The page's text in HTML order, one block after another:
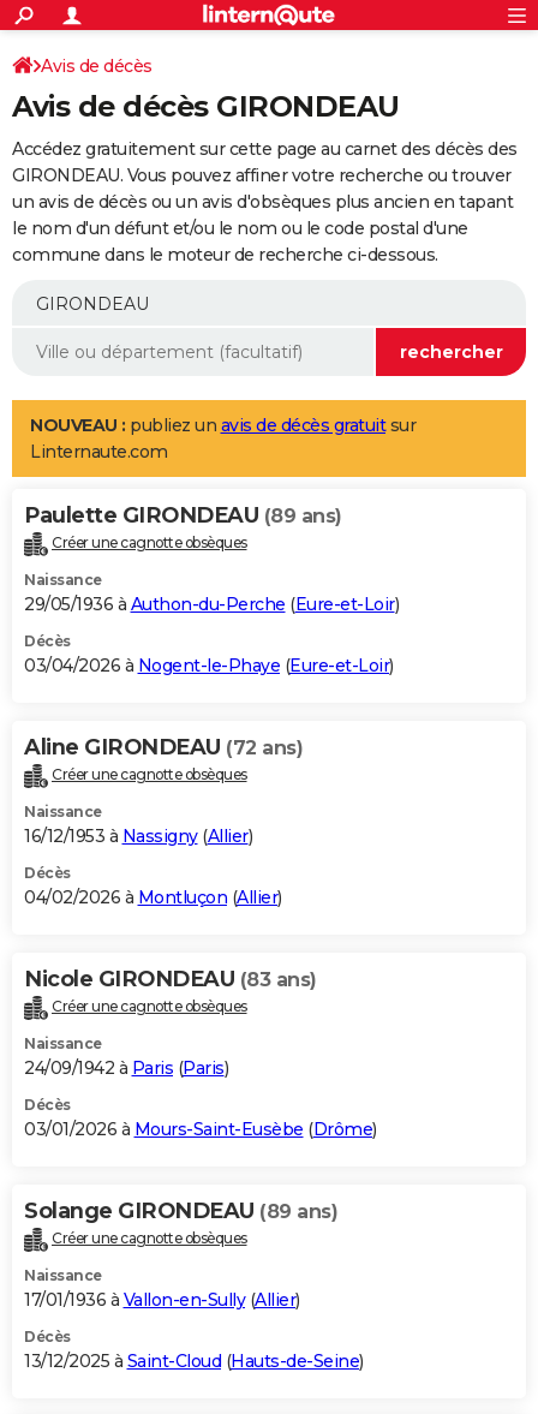
ACTUALITÉS
Politique
Société
Faits Divers
Education
Monde
Villes
+
SPORT
Coupe du monde 2026
Football
Tennis
Cyclisme
Rugby
Forum
Programme TV
TNT
Streaming
Cinéma
Sorties cinéma
Musique
+
FINANCE
Impôts
Immobilier
Risques naturels par ville
Banque
Assurance
Crédit
AUTO
Essais
Réserver un essai
Citadines
Berlines
SUV
Forum auto
+
Mobiles
Meilleur smartphone
Internet
Ordinateurs
Jeux vidéo
Guide high-tech
Aménagement intérieur
LIFESTYLE
Art de vivre
Bien-être
Loisirs
Mode
Modes de vie
Alimentation
Guide de la santé
Maladies
Médicaments
Sommeil
VOYAGE
Destinations
City break
Voyage nature
Voyage de noces
Forum
Climat
+PHOTO
GUIDES D'ACHAT
BONS PLANS
Carte de Noël
Carte Bonne année
Carte Saint-Valentin
Carte Pâques
Carte d'anniversaire
DICTIONNAIRE
Dictionnaire
Biographies
Citations
Expressions
Proverbes
PROGRAMME TV
S'inscrire
Se connecter
Lycées
Collèges
Primaires
Universités
Entreprises
Service militaire
Avis de recherche
AVIS DE DÉCÈS
Bricolage
Lifestyle
Culture
Sport
Auto
Television
Voyage
Cinema
Avis de décès
Avis de décès GIRONDEAU
Accédez gratuitement sur cette page au carnet des décès des
GIRONDEAU. Vous pouvez affiner votre recherche ou trouver
un avis de décès ou un avis d'obsèques plus ancien en tapant
le nom d'un défunt et/ou le nom ou le code postal d'une
commune dans le moteur de recherche ci-dessous.
NOUVEAU : publiez un avis de décès gratuitsur
Linternaute.com
Paulette GIRONDEAU (89 ans)
Créer une cagnotte obsèques
Naissance
29/05/1936 à Authon-du-Perche (Eure-et-Loir)
Décès
03/04/2026 à Nogent-le-Phaye (Eure-et-Loir)
Aline GIRONDEAU (72 ans)
Créer une cagnotte obsèques
Naissance
16/12/1953 à Nassigny(Allier)
Décès
04/02/2026 à Montluçon (Allier)
Nicole GIRONDEAU (83 ans)
Créer une cagnotte obsèques
Naissance
24/09/1942 à Paris (Paris)
Décès
03/01/2026 à Mours-Saint-Eusèbe (Drôme)
Solange GIRONDEAU (89 ans)
Créer une cagnotte obsèques
Naissance
17/01/1936 à Vallon-en-Sully(Allier)
Décès
13/12/2025 à Saint-Cloud (Hauts-de-Seine)